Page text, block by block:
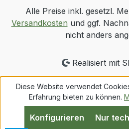
Alle Preise inkl. gesetzl.
Versandkosten und ggf.
nicht anders
Realisiert mit
Diese Website verwendet
Erfahrung bieten zu können.
Nur
Konfigurieren